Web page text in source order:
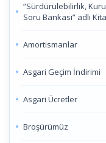
“Sürdürülebilirlik,
Soru Bankası” adlı
Amortismanlar
Asgari Geçim İndirimi
Asgari Ücretler
Broşürümüz